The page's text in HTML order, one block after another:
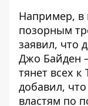
Например, в
позорным
заявил, что
Джо Байден
тянет всех
добавил,
властям по